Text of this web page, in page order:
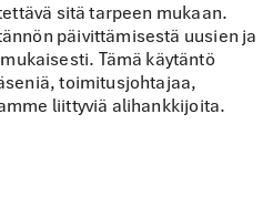
sitä tarpeen mukaan.
päivittämisestä uusien ja
Tämä käytäntö
toimitusjohtajaa,
liittyviä alihankkijoita.